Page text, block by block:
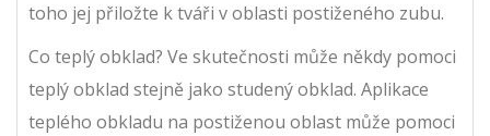
toho jej přiložte k tváři v oblasti postiženého zubu.
Co teplý obklad? Ve skutečnosti může někdy pomoci
teplý obklad stejně jako studený obklad. Aplikace
teplého obkladu na postiženou oblast může pomoci